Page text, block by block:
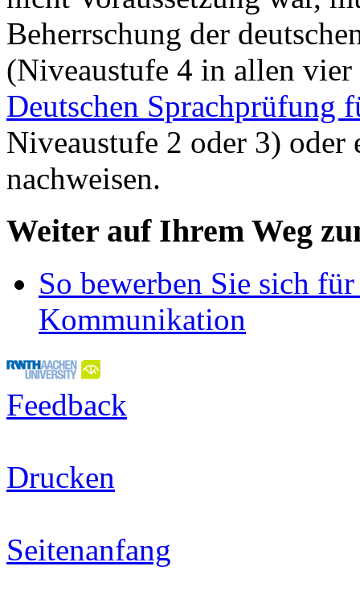
Beherrschung der
(Niveaustufe 4 in allen
Deutschen Sprachprüfung
Niveaustufe 2 oder 3)
nachweisen.
Weiter auf Ihrem Weg
So bewerben Sie sich
Kommunikation
Feedback
Drucken
Seitenanfang